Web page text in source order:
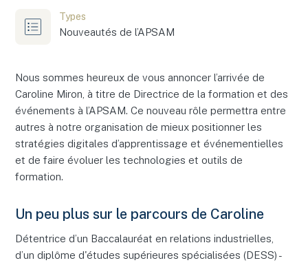
Types
Nouveautés de l’APSAM
Nous sommes heureux de vous annoncer l’arrivée de
Caroline Miron, à titre de Directrice de la formation et des
événements à l’APSAM. Ce nouveau rôle permettra entre
autres à notre organisation de mieux positionner les
stratégies digitales d’apprentissage et événementielles
et de faire évoluer les technologies et outils de
formation.
Un peu plus sur le parcours de Caroline
Détentrice d’un Baccalauréat en relations industrielles,
d’un diplôme d'études supérieures spécialisées (DESS) -